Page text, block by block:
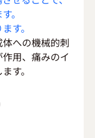
。
す。
への機械的刺
用、痛みのイ
す。